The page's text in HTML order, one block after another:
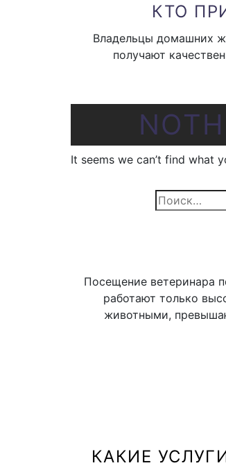
КТО
Владельцы домашних
получают
It seems we can’t find what
Найти:
Посещение ветеринара
работают только
животными,
КАКИЕ